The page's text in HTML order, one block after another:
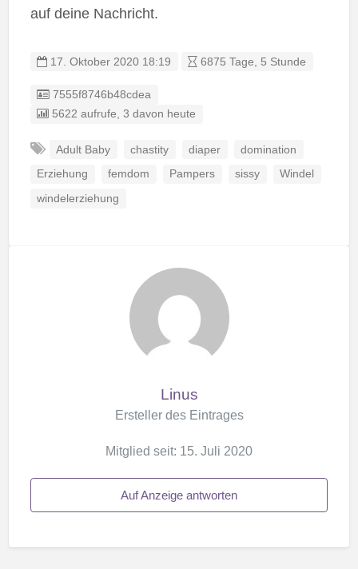
auf deine Nachricht.
17. Oktober 2020 18:19 6875 Tage, 5 Stunde
Listing ID
7555f8746b48cdea
5622 aufrufe, 3 davon heute
Adult Baby chastity diaper domination
Erziehung femdom Pampers sissy Windel
windelerziehung
Linus
Ersteller des Eintrages
Mitglied seit: 15. Juli 2020
Auf Anzeige antworten